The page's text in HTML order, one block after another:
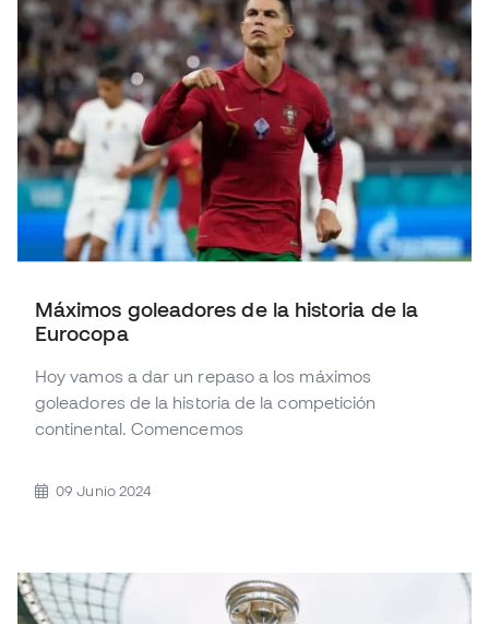
Máximos goleadores de la historia de la
Eurocopa
Hoy vamos a dar un repaso a los máximos
goleadores de la historia de la competición
continental. Comencemos
09 Junio 2024